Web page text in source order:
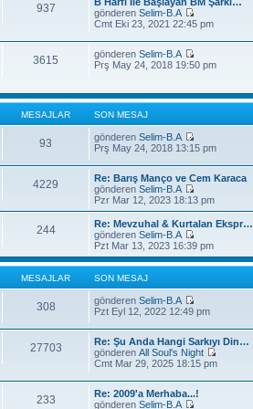
t
lg
r
n
l
m
e
s
a
ı
r
t
l
937
gönderen Selim-B.A
S
n
e
j
r
ü
n
t
l
Cmt Eki 23, 2021 22:45 pm
3615 gönderen Selim-B.A
S
m
e
a
ı
ö
r
ü
n
t
ü
e
Prş May 24, 2018 19:50 pm
MESAJLAR SON MESAJ
93 gönderen Selim-B.A
S
n
m
s
a
j
g
ö
r
n
ü
e
Prş May 24, 2018 13:15 pm
4229
Re: Barış Manço ve Cem Karaca
gönderen Selim-B.A
S
o
n
m
e
s
a
ö
r
ü
n
t
ü
e
Pzr Mar 12, 2023 18:13 pm
244
Re: Mevzuhal & Kurtalan Ekspr…
gönderen Selim-B.A
S
o
n
e
a
ı
g
ö
r
n
t
Pzt Mar 13, 2023 16:39 pm
MESAJLAR SON MESAJ
308 gönderen Selim-B.A
S
o
n
m
e
s
j
ı
Pzt Eyl 12, 2022 12:49 pm
27703
Re: Şu Anda Hangi Sarkıyı Din…
gönderen All Soul's Night
S
n
Cmt Mar 29, 2025 18:15 pm
233
Re: 2009'a Merhaba...!
gönderen Selim-B.A